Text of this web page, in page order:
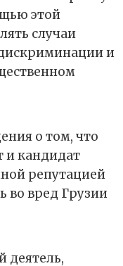
этой
случаи
и
о том, что
и кандидат
репутацией
во вред Грузии
деятель,